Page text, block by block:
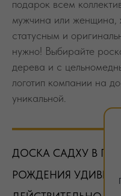
уникальной.
ДОСКА САДХУ В
РОЖДЕНИЯ
ДЕЙСТВИТЕЛЬНО
РУКОВОДИТЕЛЮ У
Для начальника важно